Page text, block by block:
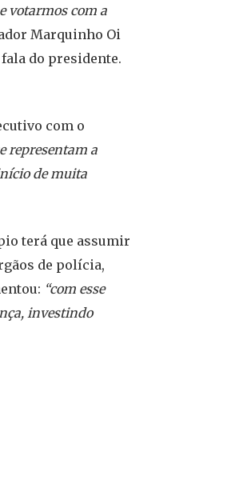
votarmos com a
Marquinho Oi
do presidente.
com o
representam a
de muita
terá que assumir
de polícia,
“com esse
investindo